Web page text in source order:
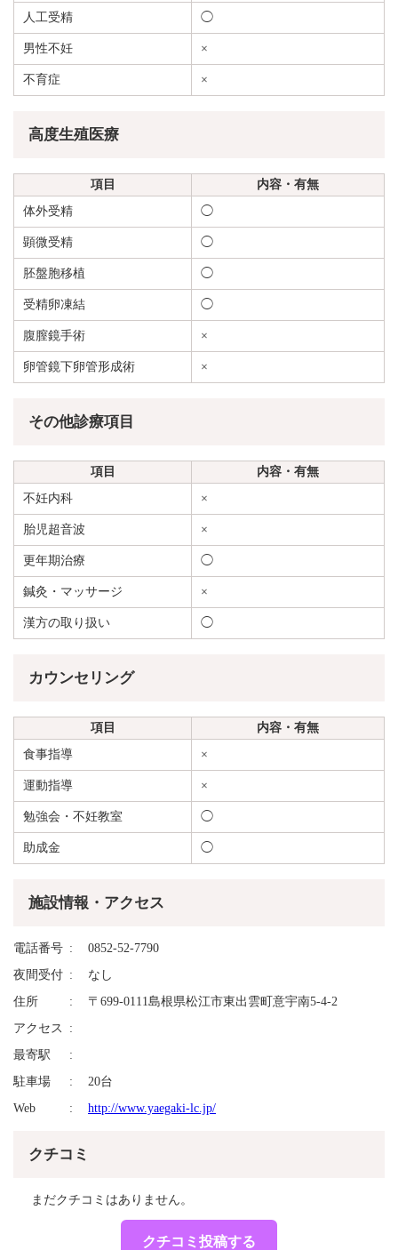
人工受精 ◯
男性不妊 ×
不育症 ×
高度生殖医療
項目
内容・有無
体外受精
◯
顕微受精 ◯
胚盤胞移植 ◯
受精卵凍結 ◯
腹膣鏡手術 ×
卵管鏡下卵管形成術 ×
その他診療項目
項目
内容・有無
不妊内科
×
胎児超音波 ×
更年期治療 ◯
鍼灸・マッサージ ×
漢方の取り扱い ◯
カウンセリング
項目
内容・有無
食事指導
×
運動指導 ×
勉強会・不妊教室 ◯
助成金 ◯
施設情報・アクセス
電話番号
0852-52-7790
夜間受付
なし
住所
〒699-0111島根県松江市東出雲町意宇南5-4-2
アクセス
最寄駅
駐車場
20台
Web
http://www.yaegaki-lc.jp/
クチコミ
まだクチコミはありません。
クチコミ投稿する